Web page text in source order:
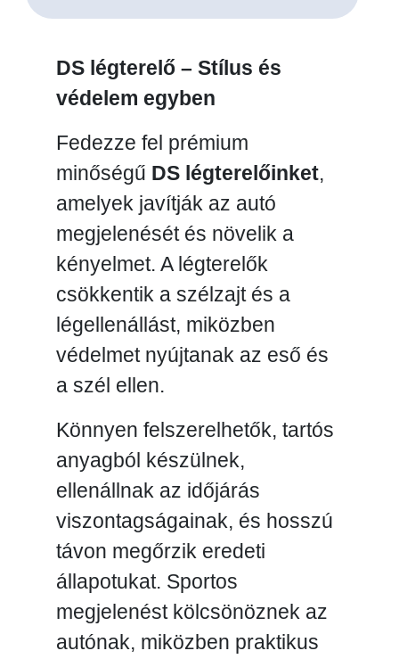
DS légterelő – Stílus és
védelem egyben
Fedezze fel prémium
minőségű DS légterelőinket,
amelyek javítják az autó
megjelenését és növelik a
kényelmet. A légterelők
csökkentik a szélzajt és a
légellenállást, miközben
védelmet nyújtanak az eső és
a szél ellen.
Könnyen felszerelhetők, tartós
anyagból készülnek,
ellenállnak az időjárás
viszontagságainak, és hosszú
távon megőrzik eredeti
állapotukat. Sportos
megjelenést kölcsönöznek az
autónak, miközben praktikus